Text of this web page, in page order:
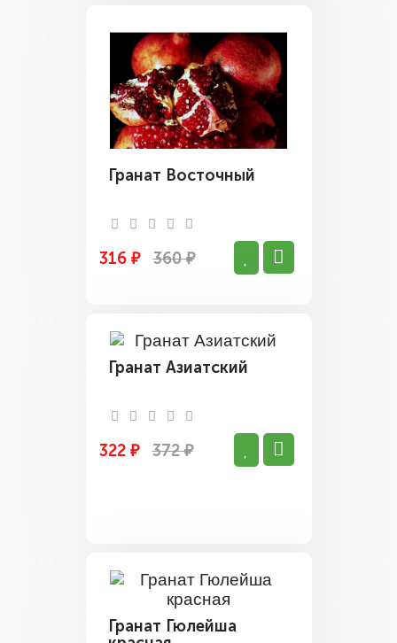
Гранат Восточный
316 ₽ 360 ₽
Гранат Азиатский
322 ₽ 372 ₽
Гранат Гюлейша